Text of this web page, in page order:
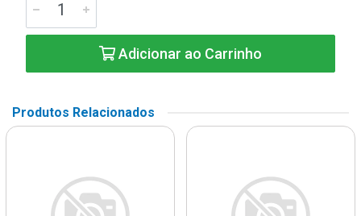
Adicionar ao Carrinho
Produtos Relacionados